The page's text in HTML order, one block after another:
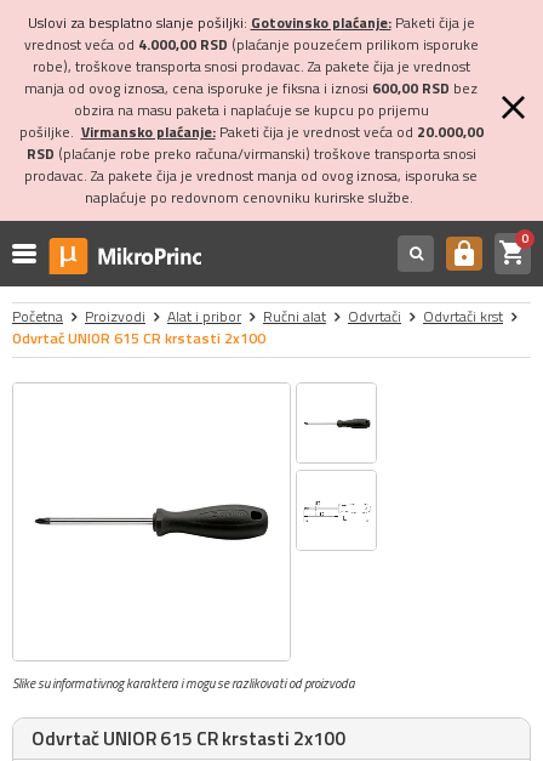
Uslovi za besplatno slanje pošiljki: Gotovinsko plaćanje:Paketi čija je
vrednost veća od 4.000,00 RSD (plaćanje pouzećem prilikom isporuke
robe), troškove transporta snosi prodavac. Za pakete čija je vrednost
manja od ovog iznosa, cena isporuke je fiksna i iznosi 600,00 RSD bez
obzira na masu paketa i naplaćuje se kupcu po prijemu
pošiljke. Virmansko plaćanje:Paketi čija je vrednost veća od 20.000,00
RSD (plaćanje robe preko računa/virmanski) troškove transporta snosi
prodavac. Za pakete čija je vrednost manja od ovog iznosa, isporuka se
naplaćuje po redovnom cenovniku kurirske službe.
https shopping_cart0
Početna Proizvodi Alat i pribor Ručni alat Odvrtači
Odvrtači krst
Odvrtač UNIOR 615 CR krstasti 2x100
Slike su informativnog karaktera i mogu se razlikovati od proizvoda
Odvrtač UNIOR 615 CR krstasti 2x100